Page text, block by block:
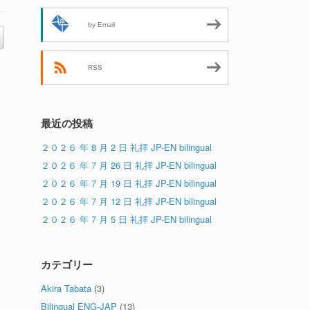
by Email
RSS
最近の投稿
２０２６ 年 8 月 2 日 礼拝 JP-EN bilingual
２０２６ 年 7 月 26 日 礼拝 JP-EN bilingual
２０２６ 年 7 月 19 日 礼拝 JP-EN bilingual
２０２６ 年 7 月 12 日 礼拝 JP-EN bilingual
２０２６ 年 7 月 5 日 礼拝 JP-EN bilingual
カテゴリー
Akira Tabata (3)
Bilingual ENG-JAP (13)